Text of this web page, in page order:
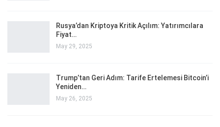
Rusya’dan Kriptoya Kritik Açılım: Yatırımcılara
Fiyat…
May 29, 2025
Trump’tan Geri Adım: Tarife Ertelemesi Bitcoin’i
Yeniden…
May 26, 2025